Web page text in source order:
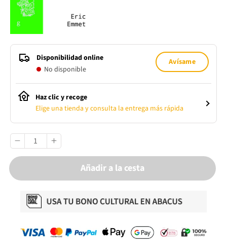
Disponibilidad online
No disponible
Avísame
Haz clic y recoge
Elige una tienda y consulta la entrega más rápida
Añadir a la cesta